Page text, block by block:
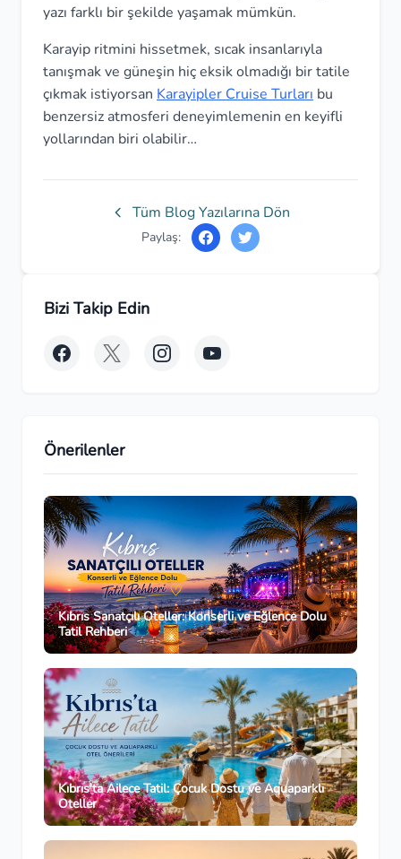
yazı farklı bir şekilde yaşamak mümkün.
Karayip ritmini hissetmek, sıcak insanlarıyla
tanışmak ve güneşin hiç eksik olmadığı bir tatile
çıkmak istiyorsan Karayipler Cruise Turları bu
benzersiz atmosferi deneyimlemenin en keyifli
yollarından biri olabilir…
Tüm Blog Yazılarına Dön
Paylaş:
Bizi Takip Edin
Önerilenler
Kıbrıs Sanatçılı Oteller: Konserli ve Eğlence Dolu
Tatil Rehberi
Kıbrıs'ta Ailece Tatil: Çocuk Dostu ve Aquaparklı
Oteller